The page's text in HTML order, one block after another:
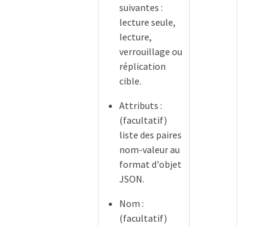
suivantes :
lecture seule,
lecture,
verrouillage ou
réplication
cible.
Attributs :
(facultatif)
liste des paires
nom-valeur au
format d'objet
JSON.
Nom :
(facultatif)